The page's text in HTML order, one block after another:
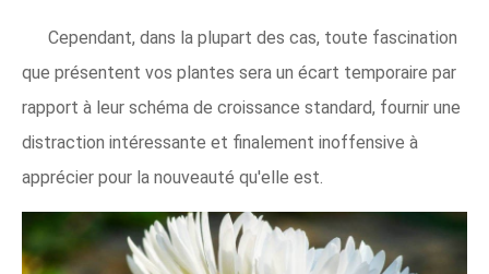
Cependant, dans la plupart des cas, toute fascination
que présentent vos plantes sera un écart temporaire par
rapport à leur schéma de croissance standard, fournir une
distraction intéressante et finalement inoffensive à
apprécier pour la nouveauté qu'elle est.